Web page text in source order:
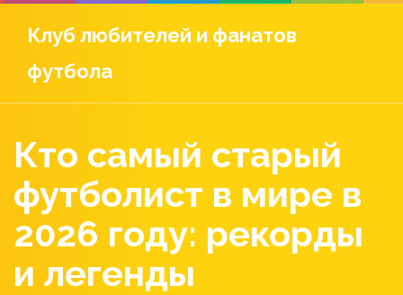
Клуб любителей и фанатов
футбола
Кто самый старый
футболист в мире в
2026 году: рекорды
и легенды